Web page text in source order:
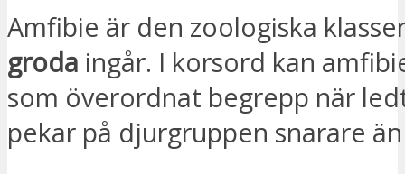
Amfibie är den zoologiska
groda ingår. I korsord kan
som överordnat begrepp när
pekar på djurgruppen snarare